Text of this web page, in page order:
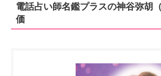
電話占い師名鑑プラスの神谷弥胡
価